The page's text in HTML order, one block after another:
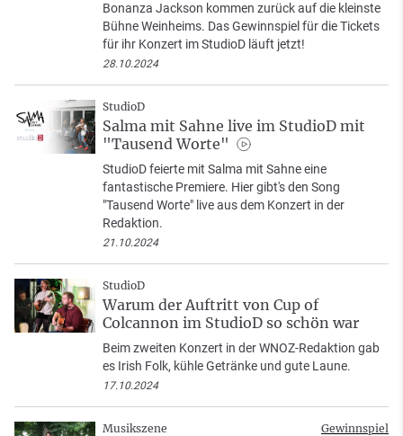
Bonanza Jackson kommen zurück auf die kleinste
Bühne Weinheims. Das Gewinnspiel für die Tickets
für ihr Konzert im StudioD läuft jetzt!
28.10.2024
StudioD
Salma mit Sahne live im StudioD mit
"Tausend Worte"
StudioD feierte mit Salma mit Sahne eine
fantastische Premiere. Hier gibt's den Song
"Tausend Worte" live aus dem Konzert in der
Redaktion.
21.10.2024
StudioD
Warum der Auftritt von Cup of
Colcannon im StudioD so schön war
Beim zweiten Konzert in der WNOZ-Redaktion gab
es Irish Folk, kühle Getränke und gute Laune.
17.10.2024
Musikszene Gewinnspiel